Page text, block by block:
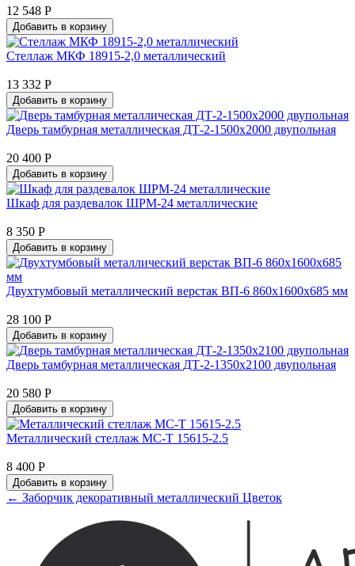
12 548 Р
Добавить в корзину
Стеллаж МКФ 18915-2,0 металлический
13 332 Р
Добавить в корзину
Дверь тамбурная металлическая ДТ-2-1500х2000 двупольная
20 400 Р
Добавить в корзину
Шкаф для раздевалок ШРМ-24 металлические
8 350 Р
Добавить в корзину
Двухтумбовый металлический верстак ВП-6 860х1600х685 мм
28 100 Р
Добавить в корзину
Дверь тамбурная металлическая ДТ-2-1350х2100 двупольная
20 580 Р
Добавить в корзину
Металлический стеллаж МС-Т 15615-2.5
8 400 Р
Добавить в корзину
← Заборчик декоративный металлический Цветок